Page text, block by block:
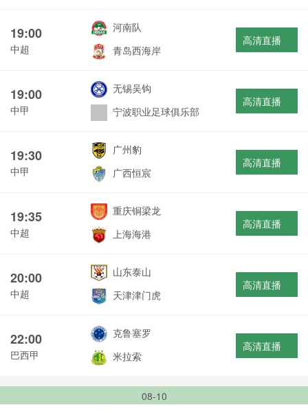
19:00
中超
河南队
青岛西海岸
高清直播
19:00
中甲
无锡吴钩
宁波职业足球俱乐部
高清直播
19:30
中甲
广州豹
广西恒宸
高清直播
19:35
中超
重庆铜梁龙
上海海港
高清直播
20:00
中超
山东泰山
天津津门虎
高清直播
22:00
巴西甲
克鲁塞罗
米拉索
高清直播
08-10